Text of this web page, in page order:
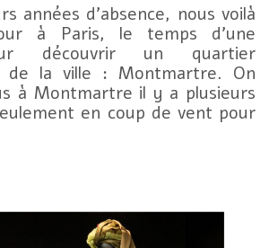
années d’absence, nous voilà
à Paris, le temps d’une
découvrir un quartier
de la ville : Montmartre. On
à Montmartre il y a plusieurs
en coup de vent pour